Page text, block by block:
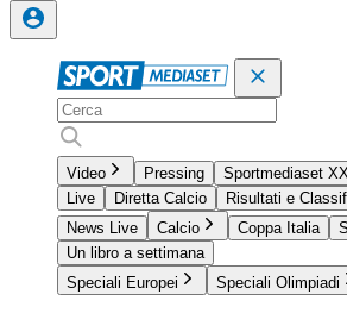
Video Pressing Sportmediaset
Live
Diretta Calcio
Risultati e
News Live
Calcio Coppa Italia
Un libro a settimana
Speciali Europei
Speciali Olimpiadi